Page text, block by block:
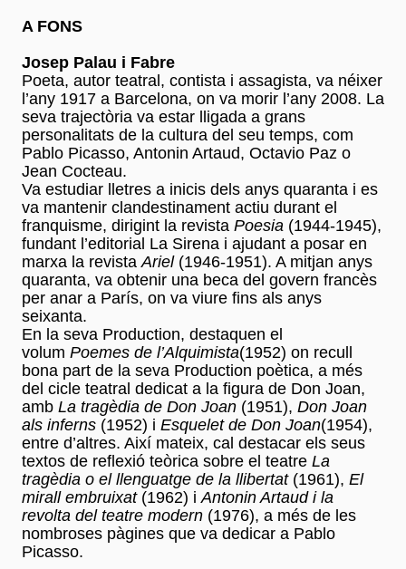
A FONS
Josep Palau i Fabre
Poeta, autor teatral, contista i assagista, va néixer
l’any 1917 a Barcelona, on va morir l’any 2008. La
seva trajectòria va estar lligada a grans
personalitats de la cultura del seu temps, com
Pablo Picasso, Antonin Artaud, Octavio Paz o
Jean Cocteau.
Va estudiar lletres a inicis dels anys quaranta i es
va mantenir clandestinament actiu durant el
franquisme, dirigint la revista Poesia (1944-1945),
fundant l’editorial La Sirena i ajudant a posar en
marxa la revistaAriel(1946-1951). A mitjan anys
quaranta, va obtenir una beca del govern francès
per anar a París, on va viure fins als anys
seixanta.
En la seva Production, destaquen el
volum Poemes de l’Alquimista(1952) on recull
bona part de la seva Production poètica, a més
del cicle teatral dedicat a la figura de Don Joan,
amb La tragèdia de Don Joan (1951), Don Joan
als inferns (1952) i Esquelet de Don Joan(1954),
entre d’altres. Així mateix, cal destacar els seus
textos de reflexió teòrica sobre el teatre La
tragèdia o el llenguatge de la llibertat (1961), El
mirall embruixat(1962) iAntonin Artaud i la
revolta del teatre modern (1976), a més de les
nombroses pàgines que va dedicar a Pablo
Picasso.